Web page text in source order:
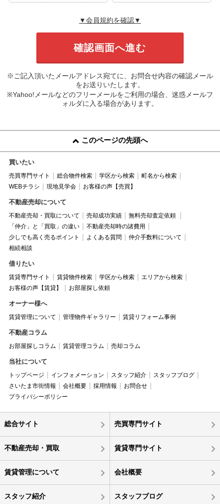
▼会員規約を確認▼
※ご記入頂いたメールアドレス宛てに、お問合せ内容の確認メール
をお送りいたします。
※Yahoo!メールなどのフリーメールをご利用の場合、迷惑メールフ
ォルダに入る場合があります。
このページの先頭へ
買いたい
売買専門サイト 総合物件検索 学区から検索
町名から検索
WEBチラシ
現地見学会 お客様の声【売買】
不動産売却について
不動産売却・買取について 売却成功実績
無料売却査定依頼
「仲介」と「買取」の違い
不動産売却時の諸費用
少しでも高く売るポイント
よくある質問
仲介手数料について
相続相談
借りたい
賃貸専門サイト 賃貸物件検索 学区から検索
エリアから検索
お客様の声【賃貸】
お部屋探し依頼
オーナー様へ
賃貸管理について 管理物件ギャラリー 賃貸リフォーム事例
不動産コラム
お部屋探しコラム 賃貸管理コラム 売却コラム
当社について
トップページ インフォメーション スタッフ紹介
スタッフブログ
さいたま市街情報
会社概要 採用情報
お問合せ
プライバシーポリシー
総合サイト 売買専門サイト
不動産売却・買取 賃貸専門サイト
賃貸管理について 会社概要
スタッフ紹介 スタッフブログ